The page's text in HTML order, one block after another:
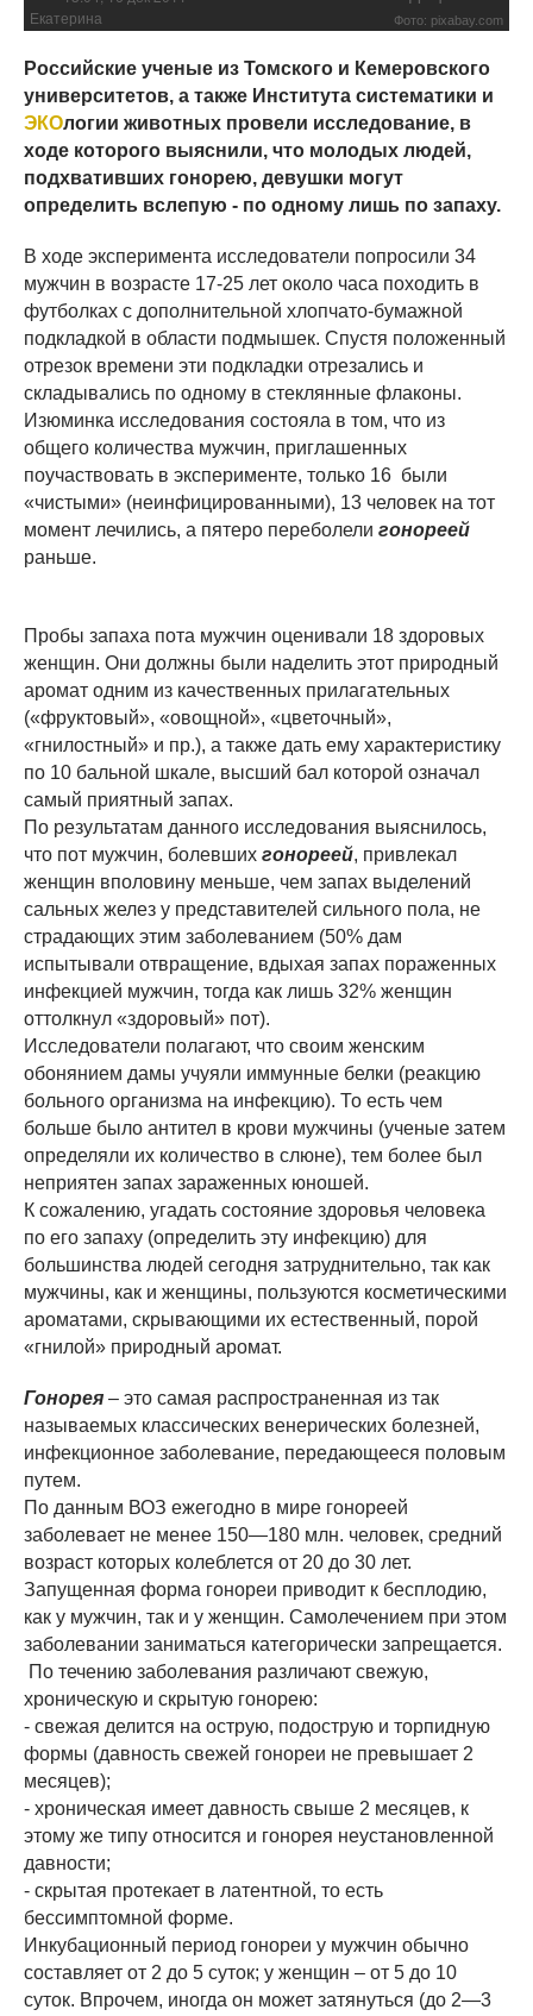
Екатерина Фото: pixabay.com
Российские ученые из Томского и Кемеровского
университетов, а также Института систематики и
ЭКОлогии животных провели исследование, в
ходе которого выяснили, что молодых людей,
подхвативших гонорею, девушки могут
определить вслепую - по одному лишь по запаху.
В ходе эксперимента исследователи попросили 34
мужчин в возрасте 17-25 лет около часа походить в
футболках с дополнительной хлопчато-бумажной
подкладкой в области подмышек. Спустя положенный
отрезок времени эти подкладки отрезались и
складывались по одному в стеклянные флаконы.
Изюминка исследования состояла в том, что из
общего количества мужчин, приглашенных
поучаствовать в эксперименте, только 16 были
«чистыми» (неинфицированными), 13 человек на тот
момент лечились, а пятеро переболели гонореей
раньше.
Пробы запаха пота мужчин оценивали 18 здоровых
женщин. Они должны были наделить этот природный
аромат одним из качественных прилагательных
(«фруктовый», «овощной», «цветочный»,
«гнилостный» и пр.), а также дать ему характеристику
по 10 бальной шкале, высший бал которой означал
самый приятный запах.
По результатам данного исследования выяснилось,
что пот мужчин, болевших гонореей, привлекал
женщин вполовину меньше, чем запах выделений
сальных желез у представителей сильного пола, не
страдающих этим заболеванием (50% дам
испытывали отвращение, вдыхая запах пораженных
инфекцией мужчин, тогда как лишь 32% женщин
оттолкнул «здоровый» пот).
Исследователи полагают, что своим женским
обонянием дамы учуяли иммунные белки (реакцию
больного организма на инфекцию). То есть чем
больше было антител в крови мужчины (ученые затем
определяли их количество в слюне), тем более был
неприятен запах зараженных юношей.
К сожалению, угадать состояние здоровья человека
по его запаху (определить эту инфекцию) для
большинства людей сегодня затруднительно, так как
мужчины, как и женщины, пользуются косметическими
ароматами, скрывающими их естественный, порой
«гнилой» природный аромат.
Гонорея – это самая распространенная из так
называемых классических венерических болезней,
инфекционное заболевание, передающееся половым
путем.
По данным ВОЗ ежегодно в мире гонореей
заболевает не менее 150—180 млн. человек, средний
возраст которых колеблется от 20 до 30 лет.
Запущенная форма гонореи приводит к бесплодию,
как у мужчин, так и у женщин. Самолечением при этом
заболевании заниматься категорически запрещается.
По течению заболевания различают свежую,
хроническую и скрытую гонорею:
- свежая делится на острую, подострую и торпидную
формы (давность свежей гонореи не превышает 2
месяцев);
- хроническая имеет давность свыше 2 месяцев, к
этому же типу относится и гонорея неустановленной
давности;
- скрытая протекает в латентной, то есть
бессимптомной форме.
Инкубационный период гонореи у мужчин обычно
составляет от 2 до 5 суток; у женщин – от 5 до 10
суток. Впрочем, иногда он может затянуться (до 2—3